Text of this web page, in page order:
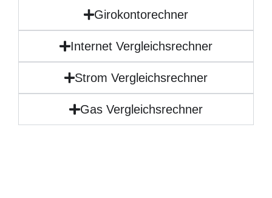
Girokontorechner
Internet Vergleichsrechner
Strom Vergleichsrechner
Gas Vergleichsrechner